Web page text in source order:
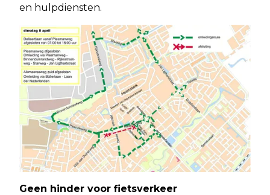
en hulpdiensten.
Geen hinder voor fietsverkeer